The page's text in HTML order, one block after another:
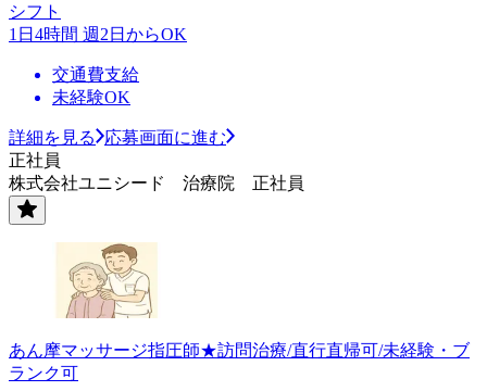
シフト
1日4時間 週2日からOK
交通費支給
未経験OK
詳細を見る
応募画面に進む
正社員
株式会社ユニシード 治療院 正社員
あん摩マッサージ指圧師★訪問治療/直行直帰可/未経験・ブ
ランク可